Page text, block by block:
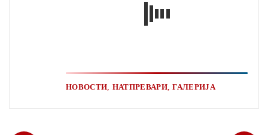
НОВОСТИ НАТПРЕВАРИ,ГАЛЕРИЈА